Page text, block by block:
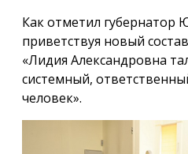
Как отметил губернатор
приветствуя новый
«Лидия Александровна
системный,
человек».